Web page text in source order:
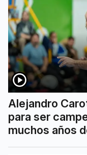
Alejandro
para ser
muchos años